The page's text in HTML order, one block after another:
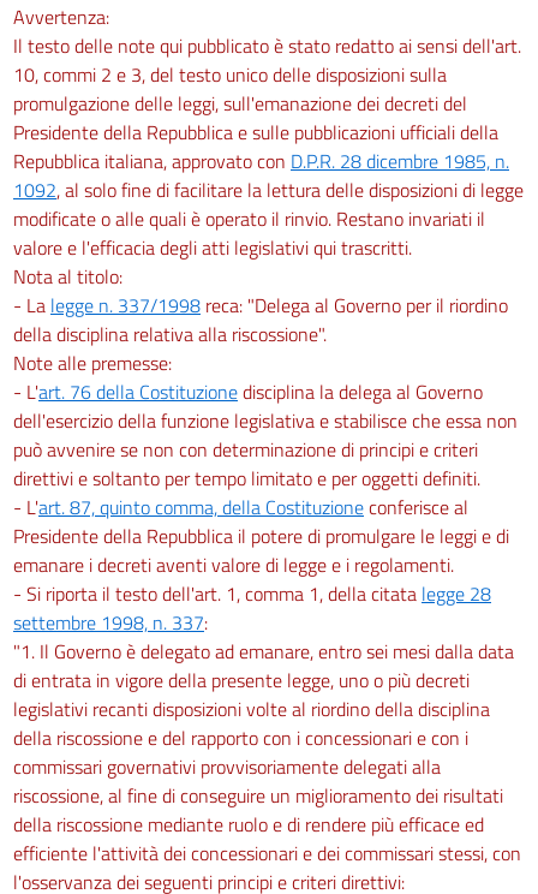
Adempimenti dei concessionari
nelle procedure concorsuali
33
34
Sezione V
Altri obblighi dei concessionari
35
36
37
38
39
40
Capo III
PERSONALE ADDETTO AL SERVIZIO
DI RISCOSSIONE
41
42
43
44
45
Capo IV
SANZIONI
46
47
48
49
Avvertenza:
Il testo delle note qui pubblicato è stato redatto ai sensi dell'art.
10, commi 2 e 3, del testo unico delle disposizioni sulla
promulgazione delle leggi, sull'emanazione dei decreti del
Presidente della Repubblica e sulle pubblicazioni ufficiali della
Repubblica italiana, approvato con D.P.R. 28 dicembre 1985, n.
1092, al solo fine di facilitare la lettura delle disposizioni di legge
modificate o alle quali è operato il rinvio. Restano invariati il
valore e l'efficacia degli atti legislativi qui trascritti.
Nota al titolo:
- La legge n. 337/1998 reca: "Delega al Governo per il riordino
della disciplina relativa alla riscossione".
Note alle premesse:
- L'art. 76 della Costituzionedisciplina la delega al Governo
dell'esercizio della funzione legislativa e stabilisce che essa non
può avvenire se non con determinazione di principi e criteri
direttivi e soltanto per tempo limitato e per oggetti definiti.
- L'art. 87, quinto comma, della Costituzioneconferisce al
Presidente della Repubblica il potere di promulgare le leggi e di
emanare i decreti aventi valore di legge e i regolamenti.
- Si riporta il testo dell'art. 1, comma 1, della citata legge 28
settembre 1998, n. 337:
"1. Il Governo è delegato ad emanare, entro sei mesi dalla data
di entrata in vigore della presente legge, uno o più decreti
legislativi recanti disposizioni volte al riordino della disciplina
della riscossione e del rapporto con i concessionari e con i
commissari governativi provvisoriamente delegati alla
riscossione, al fine di conseguire un miglioramento dei risultati
della riscossione mediante ruolo e di rendere più efficace ed
efficiente l'attività dei concessionari e dei commissari stessi, con
l'osservanza dei seguenti principi e criteri direttivi: